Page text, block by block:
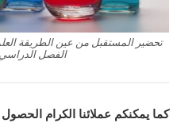
تحضير المستقبل من عين الطريقة
الفصل الدراسي
كما يمكنكم عملائنا الكرام